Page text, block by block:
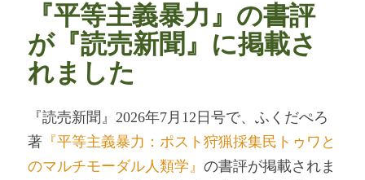
『平等主義暴力』の書評
が『読売新聞』に掲載さ
れました
『読売新聞』2026年7月12日号で、ふくだぺろ
著 『平等主義暴力：ポスト狩猟採集民トゥワと
のマルチモーダル人類学』の書評が掲載されま